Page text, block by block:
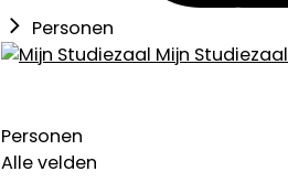
Personen
Mijn
Personen
Alle velden